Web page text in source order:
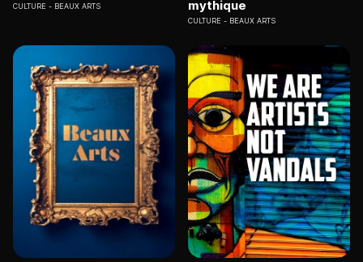
CULTURE BEAUX ARTS
mythique
CULTURE BEAUX ARTS